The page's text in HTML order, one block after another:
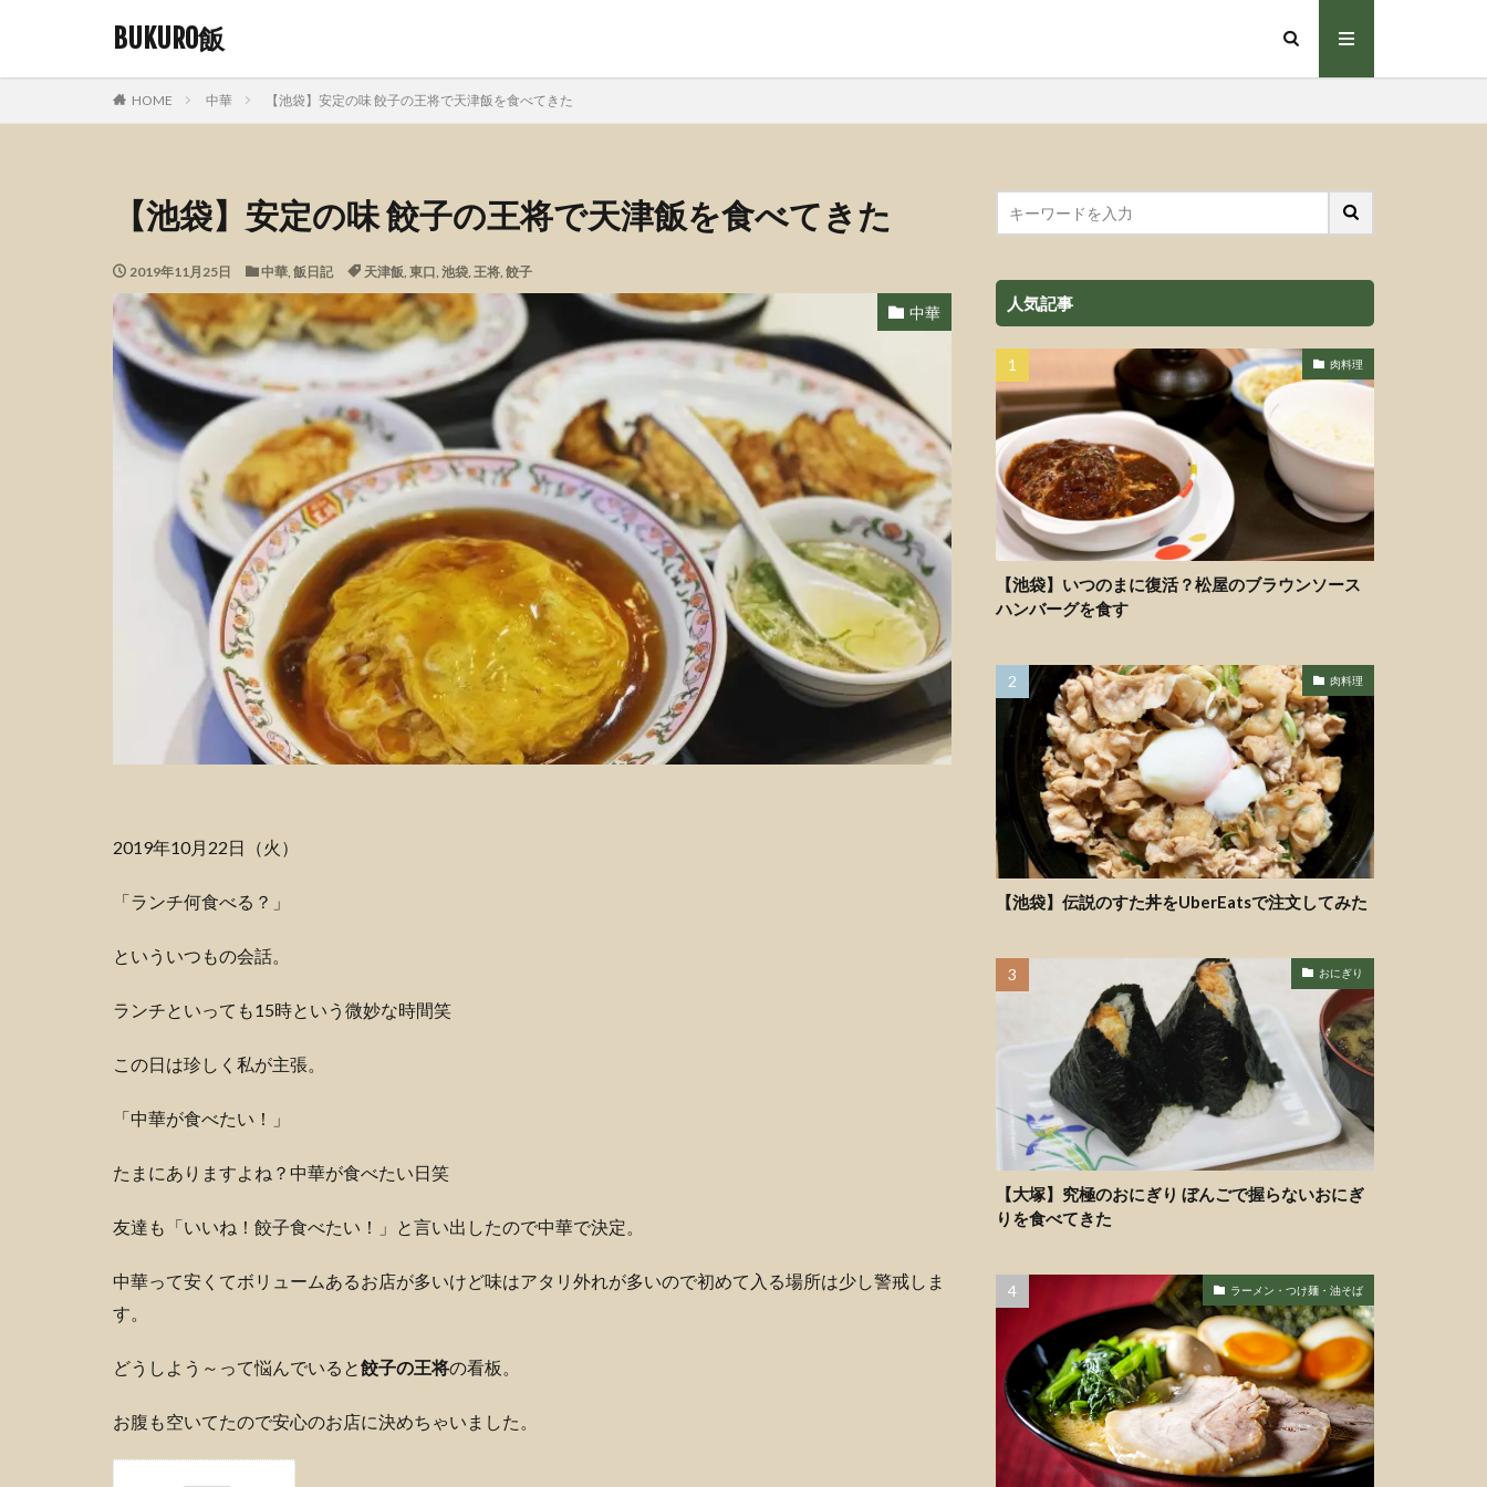
BUKURO飯
HOME 中華 【池袋】安定の味 餃子の王将で天津飯を食べてきた
【池袋】安定の味 餃子の王将で天津飯を食べてきた
2019年11月25日 中華, 飯日記 天津飯, 東口, 池袋, 王将, 餃子
中華
2019年10月22日（火）
「ランチ何食べる？」
といういつもの会話。
ランチといっても15時という微妙な時間笑
この日は珍しく私が主張。
「中華が食べたい！」
たまにありますよね？中華が食べたい日笑
友達も「いいね！餃子食べたい！」と言い出したので中華で決定。
中華って安くてボリュームあるお店が多いけど味はアタリ外れが多いので初めて入る場所は少し警戒しま
す。
どうしよう～って悩んでいると餃子の王将の看板。
お腹も空いてたので安心のお店に決めちゃいました。
人気記事
肉料理
【池袋】いつのまに復活？松屋のブラウンソース
ハンバーグを食す
肉料理
【池袋】伝説のすた丼をUberEatsで注文してみた
おにぎり
【大塚】究極のおにぎり ぼんごで握らないおにぎ
りを食べてきた
ラーメン・つけ麺・油そば